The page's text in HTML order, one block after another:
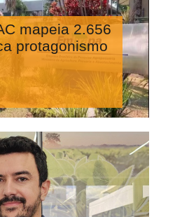
mapeia 2.656
protagonismo